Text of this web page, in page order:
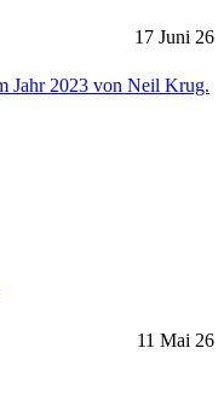
17 Juni 26
11 Mai 26